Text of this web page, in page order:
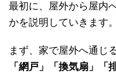
最初に、屋外から屋内
かを説明していきます。
まず、家で屋外へ通じ
「網戸」「換気扇」「